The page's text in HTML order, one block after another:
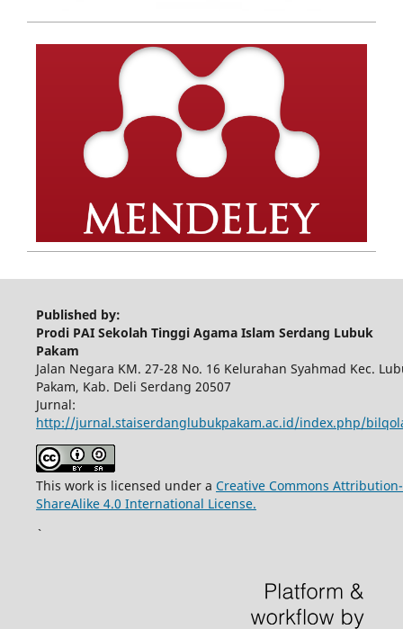
Published by:
Prodi PAI Sekolah Tinggi Agama Islam Serdang Lubuk
Pakam
Jalan Negara KM. 27-28 No. 16 Kelurahan Syahmad Kec.
Pakam, Kab. Deli Serdang 20507
Jurnal:
http://jurnal.staiserdanglubukpakam.ac.id/index.php/
This work is licensed under a Creative Commons Attribution-
ShareAlike 4.0 International License.